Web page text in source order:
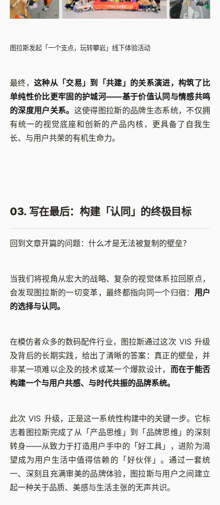
图拉斯发起「一个支点，玩转攀岩」线下体验活动
最终， 这种从「交易」到「共建」的关系演进，构筑了比
单纯性价比更牢固的护城河——基于价值认同与情感共鸣
的深度用户关系。 这使得图拉斯的品牌生态系统，不仅拥
有统一的视觉底座和创新的产品内核，更具备了自我生
长、与用户共荣的有机生命力。
03. 写在最后：构建「认同」的终极目标
回到文章开篇的问题：什么才是无法被复制的壁垒？
当我们将视角从宏大的战略、复杂的视觉体系拉回原点，
会发现图拉斯的一切变革，最终都指向同一个归宿： 用户
的选择与认同。
在模仿者众多的数码配件行业，图拉斯通过这次 VIS 升级
及背后的长期实践，给出了清晰的答案：真正的壁垒，并
非某一项难以企及的技术或某一个爆款设计， 而在于能否
构建一个与用户共感、与时代共振的品牌系统。
此次 VIS 升级，正是这一系统性构建中的关键一步。它标
志着图拉斯完成了从「产品思维」到「品牌思维」的深刻
转身——从致力于打造用户手中的「好工具」，进阶为渴
望成为用户生活中值得信赖的「好伙伴」。通过一套统
一、深刻且充满审美的品牌体验，图拉斯与用户之间建立
起一种关于品质、美感与生活主张的无声共识。